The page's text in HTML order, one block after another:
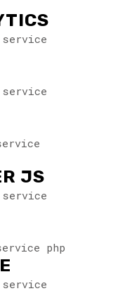
JS
php